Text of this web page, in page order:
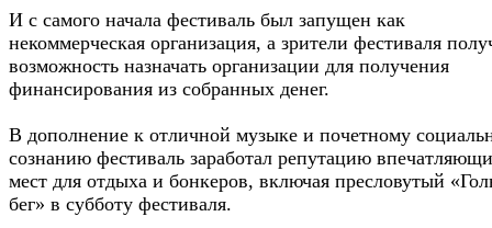
И с самого начала фестиваль был запущен как
некоммерческая организация, а зрители фестиваля
возможность назначать организации для получения
финансирования из собранных денег.
В дополнение к отличной музыке и почетному
сознанию фестиваль заработал репутацию
мест для отдыха и бонкеров, включая пресловутый
бег» в субботу фестиваля.